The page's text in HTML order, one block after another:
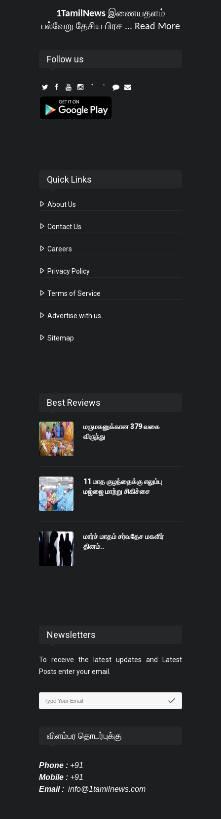
1TamilNewsஇணையதளம்
பல்வேறு தேசிய பிரச ... Read More
Follow us
Quick Links
About Us
Contact Us
Careers
Privacy Policy
Terms of Service
Advertise with us
Sitemap
Best Reviews
மருமகனுக்கான 379 வகை
விருந்து
11 மாத குழந்தைக்கு எலும்பு
மஜ்ஜை மாற்று சிகிச்சை
மார்ச் மாதம் சர்வதேச மகளிர்
தினம்..
Newsletters
To receive the latest updates and Latest
Posts enter your email.
விளம்பர தொடர்புக்கு
Phone : +91
Mobile : +91
Email : info@1tamilnews.com